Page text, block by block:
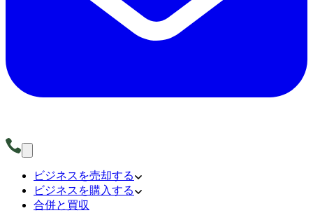
ビジネスを売却する
ビジネスを購入する
合併と買収